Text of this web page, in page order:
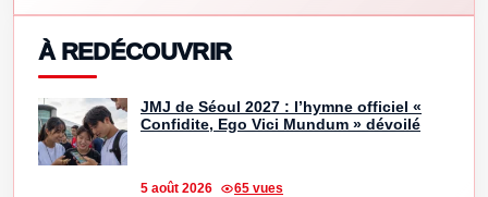
À REDÉCOUVRIR
JMJ de Séoul 2027 : l’hymne officiel «
Confidite, Ego Vici Mundum » dévoilé
5 août 2026 65 vues